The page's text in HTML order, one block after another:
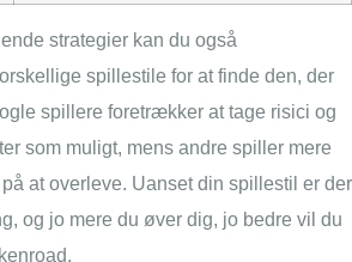
strategier kan du også
spillestile for at finde den, der
spillere foretrækker at tage risici og
som muligt, mens andre spiller mere
at overleve. Uanset din spillestil er der
og jo mere du øver dig, jo bedre vil du